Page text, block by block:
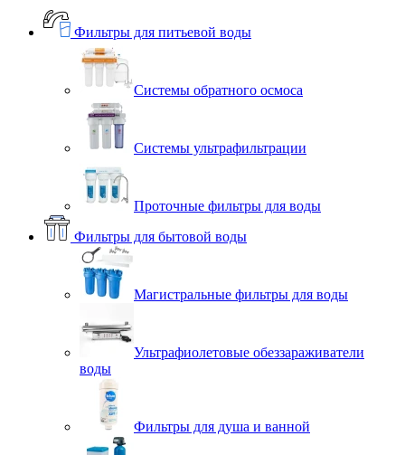
Фильтры для питьевой воды
Системы обратного осмоса
Системы ультрафильтрации
Проточные фильтры для воды
Фильтры для бытовой воды
Магистральные фильтры для воды
Ультрафиолетовые обеззараживатели
воды
Фильтры для душа и ванной